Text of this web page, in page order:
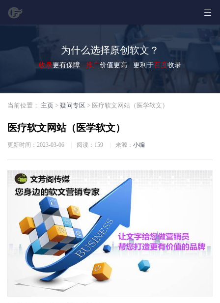
为什么选择原创软文？
收录更有保障 推广价值更高 更利于百度收录
当前位置： 主页 > 疑问专区 > 医疗软文网站（医学软文）
医疗软文网站（医学软文）
更新时间：2023-03-06 阅读： 159 来源： 小编